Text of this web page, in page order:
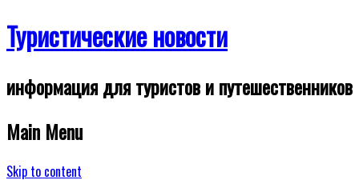
Туристические новости
информация для туристов и путешественников
Main Menu
Skip to content